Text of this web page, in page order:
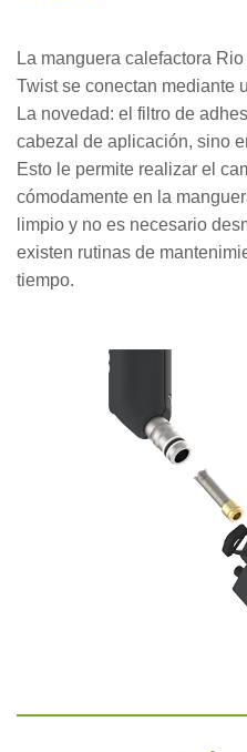
La manguera calefactora
Twist se conectan mediante
La novedad: el filtro de
cabezal de aplicación, sino
Esto le permite realizar el
cómodamente en la
limpio y no es necesario
existen rutinas de
tiempo.